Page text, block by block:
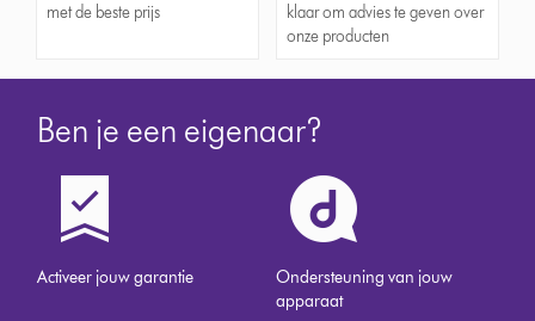
met de beste prijs
klaar om advies te geven over
onze producten
Ben je een eigenaar?
Activeer jouw garantie
Ondersteuning van jouw
apparaat